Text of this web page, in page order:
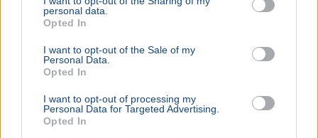
personal data.
Opted In
I want to opt-out of the Sale of my
Personal Data.
Opted In
I want to opt-out of processing my
Personal Data for Targeted Advertising.
Opted In
SZÓRAKOZÁS
Sziget Fesztiválra - Óriási tömegre
számítanak
utasok a